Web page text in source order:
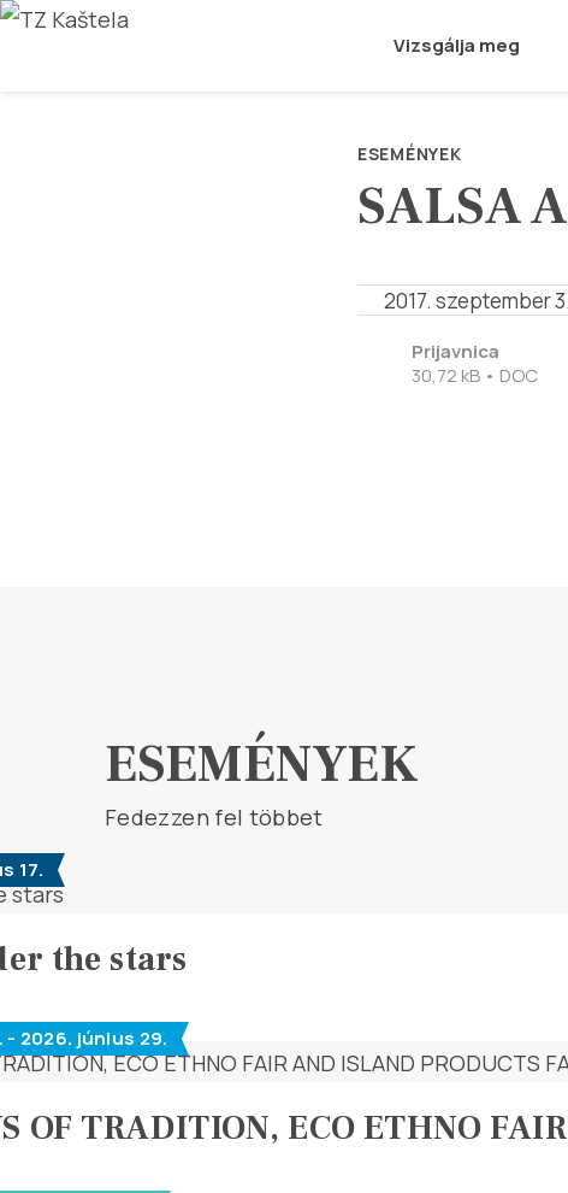
Vizsgálja meg
ESEMÉNYEK
SALSA
2017. szeptember 3.
Prijavnica
30,72 kB • DOC
ESEMÉNYEK
Fedezzen fel többet
17.
the stars
2026. június 29.
OF TRADITION, ECO ETHNO